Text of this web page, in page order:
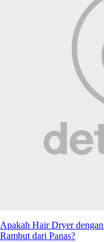
Apakah Hair Dryer
Rambut dari Panas?